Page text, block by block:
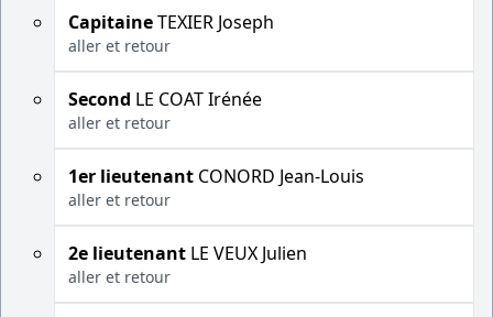
CapitaineTEXIER Joseph
aller et retour
Second LE COAT Irénée
aller et retour
1er lieutenant CONORD Jean-Louis
aller et retour
2e lieutenant LE VEUX Julien
aller et retour